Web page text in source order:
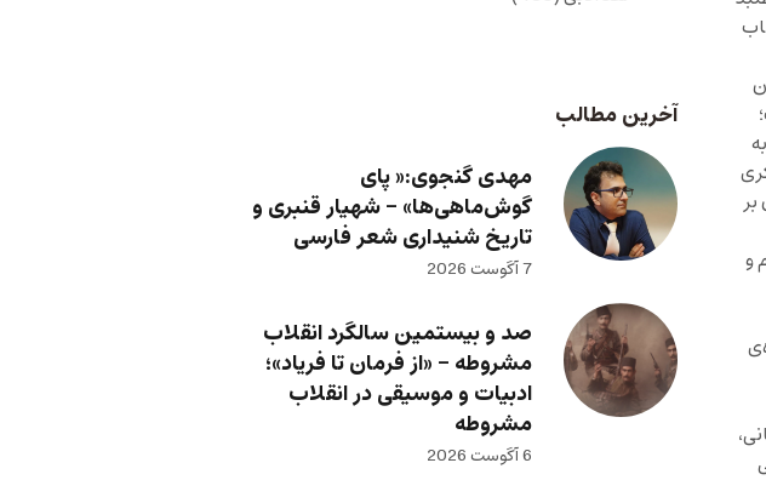
و
آخرین مطالب
مهدی گنجوی:« پای
گوش‌ماهی‌ها» – شهیار قنبری و
تاریخ شنیداری شعر فارسی
7 آگوست 2026
صد و بیستمین سالگرد انقلاب
مشروطه – «از فرمان تا فریاد»؛
ادبیات و موسیقی در انقلاب
مشروطه
6 آگوست 2026